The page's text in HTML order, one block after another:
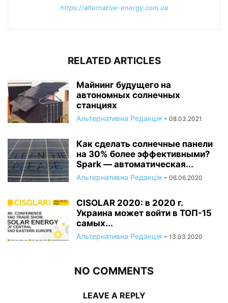
https://alternative-energy.com.ua
RELATED ARTICLES
Майнинг будущего на
автономных солнечных
станциях
Альтернативна Редакція - 08.03.2021
Как сделать солнечные панели
на 30% более эффективными?
Spark — автоматическая...
Альтернативна Редакція - 06.06.2020
CISOLAR 2020: в 2020 г.
Украина может войти в ТОП-15
самых...
Альтернативна Редакція - 13.03.2020
NO COMMENTS
LEAVE A REPLY